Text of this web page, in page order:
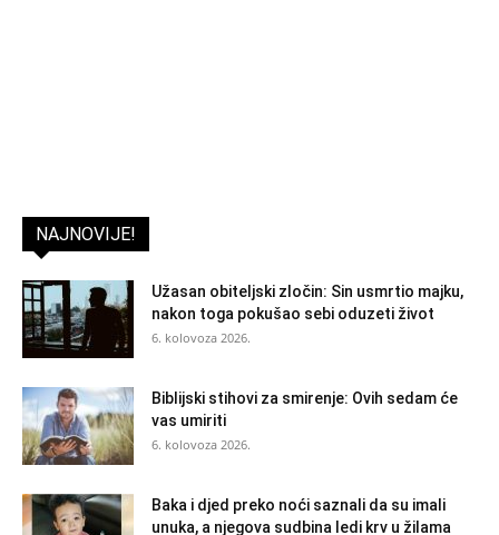
NAJNOVIJE!
Užasan obiteljski zločin: Sin usmrtio majku,
nakon toga pokušao sebi oduzeti život
6. kolovoza 2026.
Biblijski stihovi za smirenje: Ovih sedam će
vas umiriti
6. kolovoza 2026.
Baka i djed preko noći saznali da su imali
unuka, a njegova sudbina ledi krv u žilama